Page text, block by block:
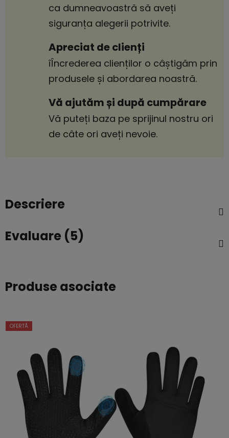
ca dumneavoastră să aveți
siguranța alegerii potrivite.
Apreciat de clienți
îÎncrederea clienților o câștigăm prin
produsele și abordarea noastră.
Vă ajutăm și după cumpărare
Vă puteți baza pe sprijinul nostru ori
de câte ori aveți nevoie.
Descriere
Evaluare (5)
Produse asociate
OFERTĂ